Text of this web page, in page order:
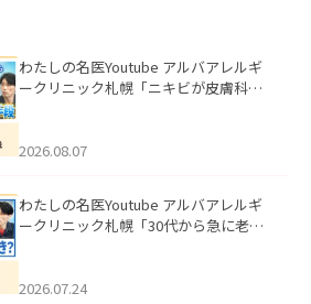
わたしの名医Youtube アルバアレルギ
ークリニック札幌「ニキビが皮膚科で
ました。
2026.08.07
わたしの名医Youtube アルバアレルギ
ークリニック札幌「30代から急に老け
た。
2026.07.24